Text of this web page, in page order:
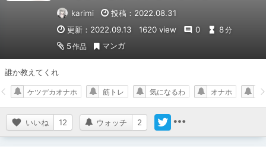
karimi
投稿：2022.08.31
更新：2022.09.13
1620 view 0 8分
5作品 マンガ
誰か教えてくれ
いいね 12 ウォッチ 2
ケツデカオナホ 筋トレ 気になるわ オナホ